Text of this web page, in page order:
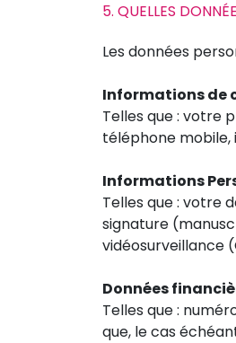
5. QUELLES
Les données
Informations de
Telles que : votre
téléphone mobile,
Informations
Telles que : votre
signature
vidéosurveillance
Données
Telles que :
que, le cas